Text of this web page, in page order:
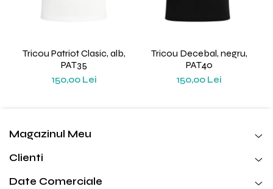
Tricou Patriot Clasic, alb,
PAT35
150,00 Lei
Tricou Decebal, negru,
PAT40
150,00 Lei
Magazinul Meu
Clienti
Date Comerciale